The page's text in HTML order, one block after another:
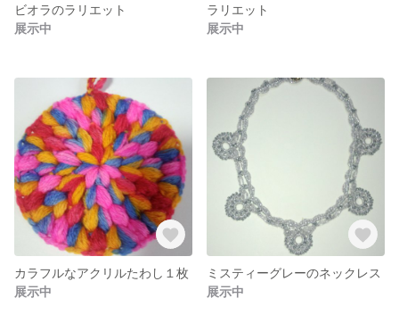
ビオラのラリエット
展示中
ラリエット
展示中
カラフルなアクリルたわし１枚
展示中
ミスティーグレーのネックレス
展示中